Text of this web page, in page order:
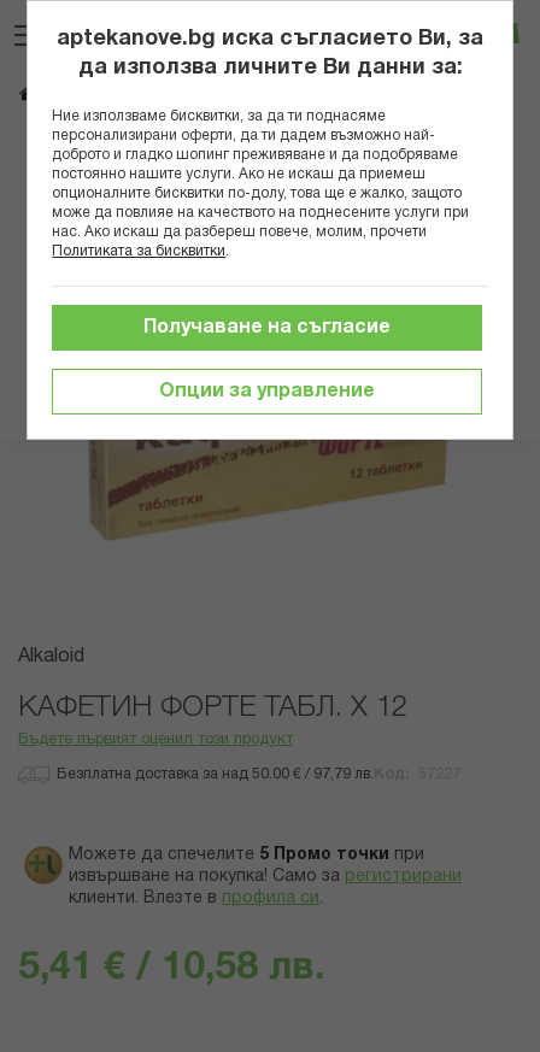
към
съдържанието
Вход
Преминете
края
галерията
Преминете
началото
Alkaloid
КАФЕТИН ФОРТЕ ТАБЛ. Х 12
Бъдете първият оценил този продукт
Безплатна доставка за над 50.00 € / 97,79 лв.
Можете да спечелите 5 Промо точки
при
извършване на покупка! Само за регистрирани
клиенти. Влезте в профила си .
5,41 € / 10,58 лв.
aptekanove.bg иска съгласието Ви, за
да използва личните Ви данни за:
Ние използваме бисквитки, за да ти поднасяме
персонализирани оферти, да ти дадем възможно най-
доброто и гладко шопинг преживяване и да подобряваме
постоянно нашите услуги. Ако не искаш да приемеш
опционалните бисквитки по-долу, това ще е жалко, защото
може да повлияе на качеството на поднесените услуги при
нас. Ако искаш да разбереш повече, молим, прочети
Политиката за бисквитки
Опции за управление
Получаване на съгласие